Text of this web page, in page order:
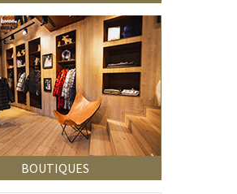
BOUTIQUES